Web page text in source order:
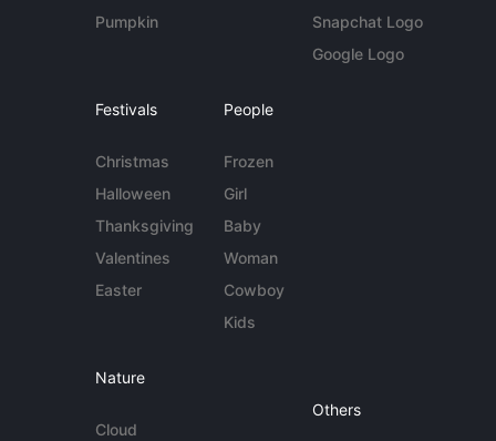
Pumpkin
Snapchat Logo
Google Logo
Festivals
Christmas
Halloween
Thanksgiving
Valentines
Easter
People
Frozen
Girl
Baby
Woman
Cowboy
Kids
Nature
Cloud
Others